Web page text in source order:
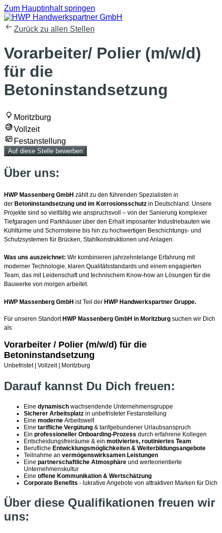
Zum Hauptinhalt springen
Zurück zu allen Stellen
Vorarbeiter/ Polier (m/w/d)
für die
Betoninstandsetzung
Moritzburg
Vollzeit
Festanstellung
Auf diese Stelle bewerben
Über uns:
HWP Massenberg GmbH zählt zu den führenden Spezialisten in
der Betoninstandsetzung und im Korrosionsschutz in Deutschland. Unsere
Projekte sind so vielfältig wie anspruchsvoll – von der Sanierung komplexer
Tiefgaragen und Parkhäuser über den Erhalt imposanter Industriebauten wie
Kühltürme und Schornsteine bis hin zu hochwertigen Beschichtungs- und
Schutzsystemen für Brücken, Stahlkonstruktionen und Anlagen.
Was uns auszeichnet: Wir kombinieren jahrzehntelange Erfahrung mit
moderner Technologie, klaren Qualitätsstandards und einem engagierten
Team, das mit Leidenschaft und technischem Know-how an Lösungen für die
Bauwerke von morgen arbeitet.
HWP Massenberg GmbH ist Teil der HWP Handwerkspartner Gruppe.
Für unseren StandortHWP Massenberg GmbH in Moritzburg suchen wir Dich
als
Vorarbeiter / Polier (m/w/d) für die
Betoninstandsetzung
Unbefristet | Vollzeit | Moritzburg
Darauf kannst Du Dich freuen:
Eine dynamisch wachsendende Unternehmensgruppe
Sicherer Arbeitsplatz in unbefristeter Festanstellung
Eine moderne Arbeitswelt
Eine tarifliche Vergütung & tarifgebundener Urlaubsanspruch
Ein professioneller Onboarding-Prozess durch erfahrene Kollegen
Entscheidungsfreiräume & ein motiviertes, routiniertes Team
Berufliche Entwicklungsmöglichkeiten & Weiterbildungsangebote
Teilnahme an vermögenswirksamen Leistungen
Eine partnerschaftliche Atmosphäre und werteorientierte
Unternehmenskultur
Eine offene Kommunikation & Wertschätzung
Corporate Benefits - lukrative Angebote von attraktiven Marken für Dich
Über diese Qualifikationen freuen wir
uns: